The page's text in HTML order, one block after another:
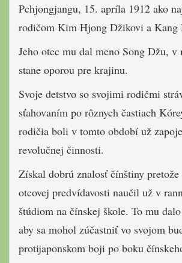
Pchjongjangu, 15. apríla 1912 ako
rodičom Kim Hjong Džikovi a Kang
Jeho otec mu dal meno Song Džu, v
stane oporou pre krajinu.
Svoje detstvo so svojimi rodičmi
sťahovaním po rôznych častiach
rodičia boli v tomto období už
revolučnej činnosti.
Získal dobrú znalosť čínštiny
otcovej predvídavosti naučil už v
štúdiom na čínskej škole. To mu
aby sa mohol zúčastniť vo svojom
protijaponskom boji po boku